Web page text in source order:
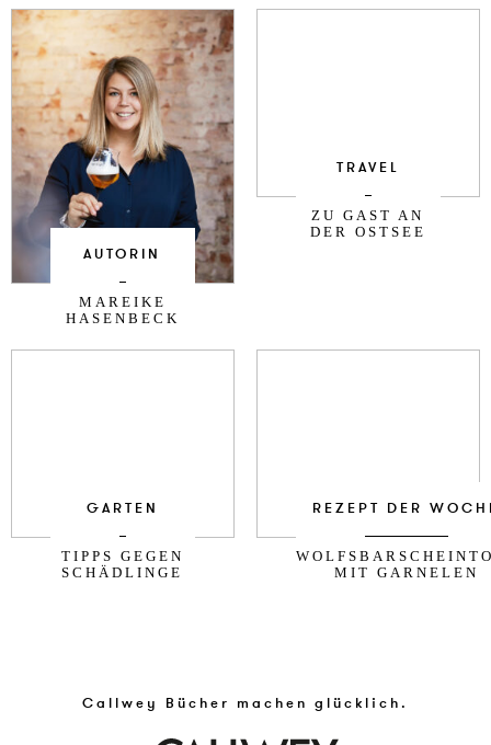
AUTORIN
MAREIKE
HASENBECK
TRAVEL
ZU GAST AN
DER OSTSEE
GARTEN
TIPPS GEGEN
SCHÄDLINGE
REZEPT DER
MIT GARNELEN
Callwey Bücher machen glücklich.